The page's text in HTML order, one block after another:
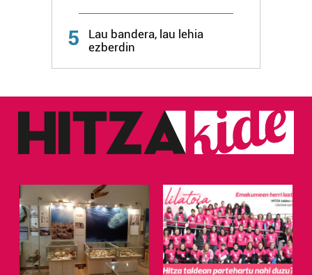
5
Lau bandera, lau lehia
ezberdin